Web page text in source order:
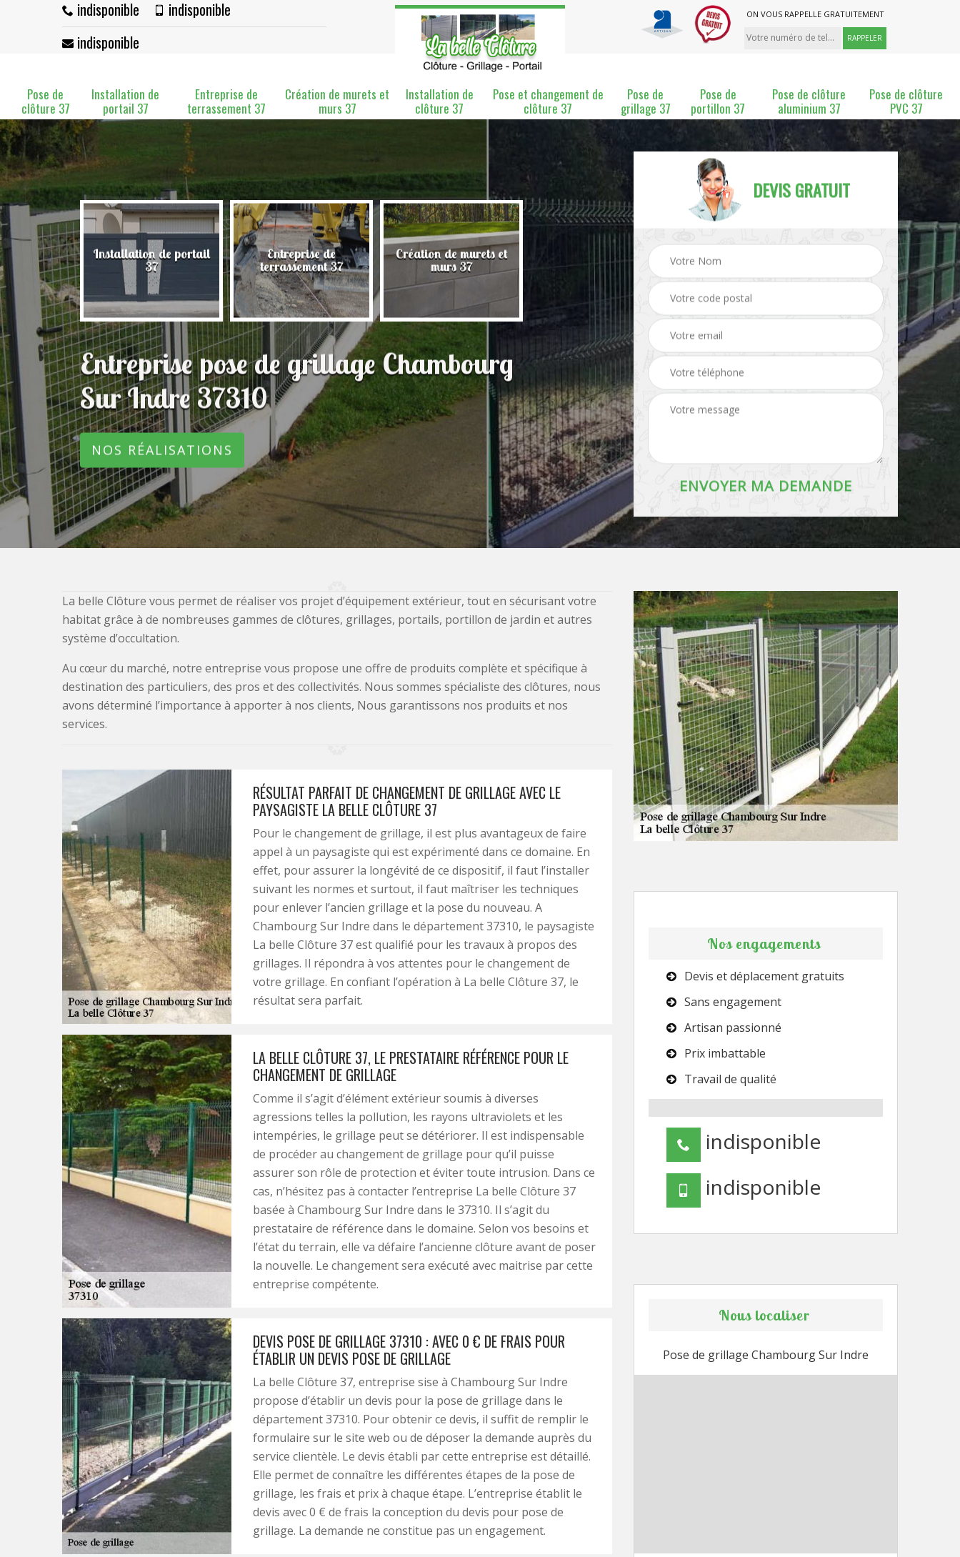
indisponible
indisponible
indisponible
ON VOUS RAPPELLE GRATUITEMENT
Pose de
clôture 37
Installation de
portail 37
Entreprise de
terrassement 37
Création de murets et
murs 37
Installation de
clôture 37
Pose et changement de
clôture 37
Pose de
grillage 37
Pose de
portillon 37
Pose de clôture
aluminium 37
Pose de clôture
PVC 37
37 Installation de portail
37
Entreprise de
terrassement 37
Création de murets et
murs 37
Installation de clôture
37
Pose et changement de Pose de grillage 37
Entreprise pose de grillage Chambourg
Sur Indre 37310
NOS RÉALISATIONS
DEVIS GRATUIT
La belle Clôture vous permet de réaliser vos projet d’équipement extérieur, tout en sécurisant votre
habitat grâce à de nombreuses gammes de clôtures, grillages, portails, portillon de jardin et autres
système d’occultation.
Au cœur du marché, notre entreprise vous propose une offre de produits complète et spécifique à
destination des particuliers, des pros et des collectivités. Nous sommes spécialiste des clôtures, nous
avons déterminé l’importance à apporter à nos clients, Nous garantissons nos produits et nos
services.
RÉSULTAT PARFAIT DE CHANGEMENT DE GRILLAGE AVEC LE
PAYSAGISTE LA BELLE CLÔTURE 37
Pour le changement de grillage, il est plus avantageux de faire
appel à un paysagiste qui est expérimenté dans ce domaine. En
effet, pour assurer la longévité de ce dispositif, il faut l’installer
suivant les normes et surtout, il faut maîtriser les techniques
pour enlever l’ancien grillage et la pose du nouveau. A
Chambourg Sur Indre dans le département 37310, le paysagiste
La belle Clôture 37 est qualifié pour les travaux à propos des
grillages. Il répondra à vos attentes pour le changement de
votre grillage. En confiant l’opération à La belle Clôture 37, le
résultat sera parfait.
LA BELLE CLÔTURE 37, LE PRESTATAIRE RÉFÉRENCE POUR LE
CHANGEMENT DE GRILLAGE
Comme il s’agit d’élément extérieur soumis à diverses
agressions telles la pollution, les rayons ultraviolets et les
intempéries, le grillage peut se détériorer. Il est indispensable
de procéder au changement de grillage pour qu’il puisse
assurer son rôle de protection et éviter toute intrusion. Dans ce
cas, n’hésitez pas à contacter l’entreprise La belle Clôture 37
basée à Chambourg Sur Indre dans le 37310. Il s’agit du
prestataire de référence dans le domaine. Selon vos besoins et
l’état du terrain, elle va défaire l’ancienne clôture avant de poser
la nouvelle. Le changement sera exécuté avec maitrise par cette
entreprise compétente.
DEVIS POSE DE GRILLAGE 37310 : AVEC 0 € DE FRAIS POUR
ÉTABLIR UN DEVIS POSE DE GRILLAGE
La belle Clôture 37, entreprise sise à Chambourg Sur Indre
propose d’établir un devis pour la pose de grillage dans le
département 37310. Pour obtenir ce devis, il suffit de remplir le
formulaire sur le site web ou de déposer la demande auprès du
service clientèle. Le devis établi par cette entreprise est détaillé.
Elle permet de connaître les différentes étapes de la pose de
grillage, les frais et prix à chaque étape. L’entreprise établit le
devis avec 0 € de frais la conception du devis pour pose de
grillage. La demande ne constitue pas un engagement.
Nos engagements
Devis et déplacement gratuits
Sans engagement
Artisan passionné
Prix imbattable
Travail de qualité
indisponible
indisponible
Nous localiser
Pose de grillage Chambourg Sur Indre